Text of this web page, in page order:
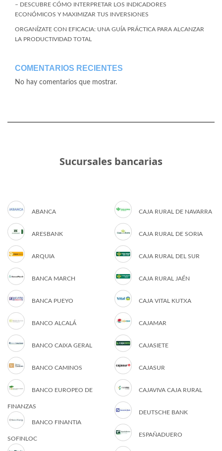
– DESCUBRE CÓMO INTERPRETAR LOS INDICADORES
ECONÓMICOS Y MAXIMIZAR TUS INVERSIONES
ORGANÍZATE CON EFICACIA: UNA GUÍA PRÁCTICA PARA ALCANZAR
LA PRODUCTIVIDAD TOTAL
COMENTARIOS RECIENTES
No hay comentarios que mostrar.
Sucursales bancarias
ABANCA
ARESBANK
ARQUIA
BANCA MARCH
BANCA PUEYO
BANCO ALCALÁ
BANCO CAIXA GERAL
BANCO CAMINOS
BANCO EUROPEO DE
FINANZAS
BANCO FINANTIA
SOFINLOC
CAJA RURAL DE NAVARRA
CAJA RURAL DE SORIA
CAJA RURAL DEL SUR
CAJA RURAL JAÉN
CAJA VITAL KUTXA
CAJAMAR
CAJASIETE
CAJASUR
CAJAVIVA CAJA RURAL
DEUTSCHE BANK
ESPAÑADUERO